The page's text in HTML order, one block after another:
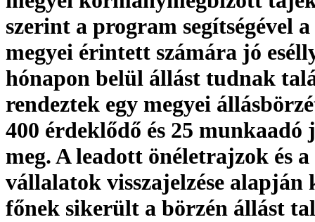
szerint a program segítségével a
megyei érintett számára jó
hónapon belül állást tudnak
rendeztek egy megyei
400 érdeklődő és 25 munkaadó
meg. A leadott önéletrajzok és a
vállalatok visszajelzése alapján
főnek sikerült a börzén állást